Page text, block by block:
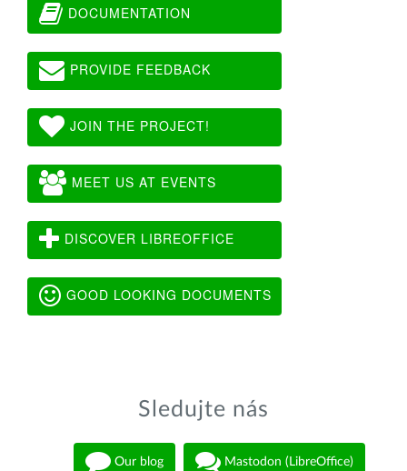
DOCUMENTATION
PROVIDE FEEDBACK
JOIN THE PROJECT!
MEET US AT EVENTS
DISCOVER LIBREOFFICE
GOOD LOOKING DOCUMENTS
Sledujte nás
Our blog Mastodon (LibreOffice)